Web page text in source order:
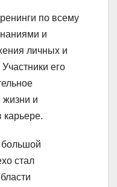
по всему
и
личных и
его
жизни и
карьере.
большой
стал